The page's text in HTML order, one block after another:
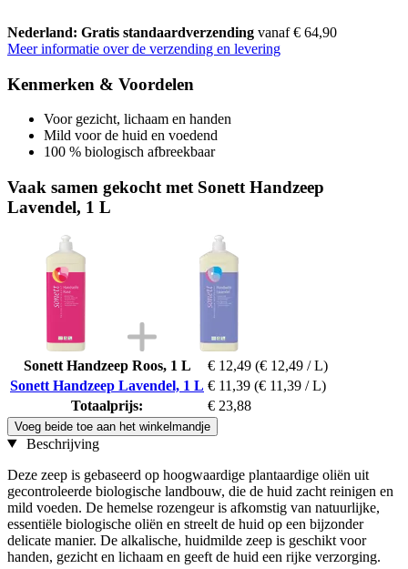
Nederland: Gratis standaardverzending vanaf € 64,90
Meer informatie over de verzending en levering
Kenmerken & Voordelen
Voor gezicht, lichaam en handen
Mild voor de huid en voedend
100 % biologisch afbreekbaar
Vaak samen gekocht met Sonett Handzeep
Lavendel, 1 L
Sonett Handzeep Roos, 1 L € 12,49 (€ 12,49 / L)
Sonett Handzeep Lavendel, 1 L € 11,39 (€ 11,39 / L)
Totaalprijs:
€ 23,88
Voeg beide toe aan het winkelmandje
Beschrijving
Deze zeep is gebaseerd op hoogwaardige plantaardige oliën uit
gecontroleerde biologische landbouw, die de huid zacht reinigen en
mild voeden. De hemelse rozengeur is afkomstig van natuurlijke,
essentiële biologische oliën en streelt de huid op een bijzonder
delicate manier. De alkalische, huidmilde zeep is geschikt voor
handen, gezicht en lichaam en geeft de huid een rijke verzorging.